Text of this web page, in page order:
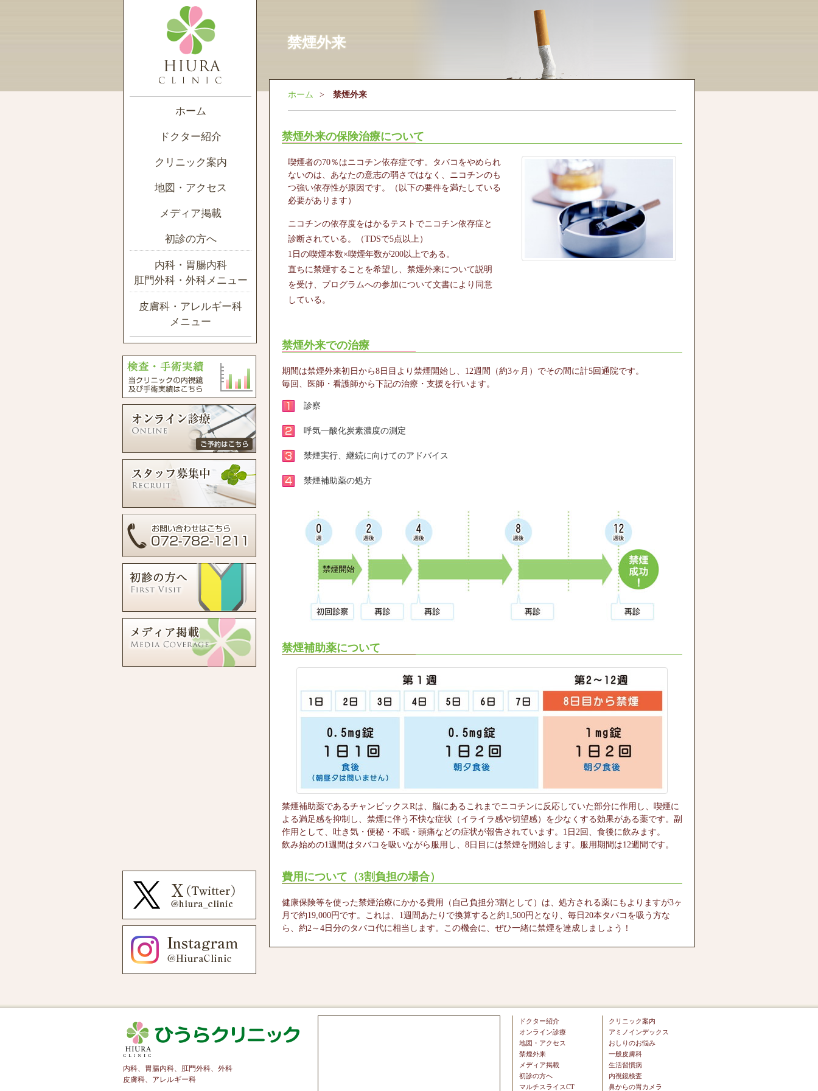
禁煙外来
ホーム 禁煙外来
禁煙外来の保険治療について
喫煙者の70％はニコチン依存症です。タバコをやめられ
ないのは、あなたの意志の弱さではなく、ニコチンのも
つ強い依存性が原因です。（以下の要件を満たしている
必要があります）
ニコチンの依存度をはかるテストでニコチン依存症と
診断されている。（TDSで5点以上）
1日の喫煙本数×喫煙年数が200以上である。
直ちに禁煙することを希望し、禁煙外来について説明
を受け、プログラムへの参加について文書により同意
している。
禁煙外来での治療
期間は禁煙外来初日から8日目より禁煙開始し、12週間（約3ヶ月）でその間に計5回通院です。
毎回、医師・看護師から下記の治療・支援を行います。
診察
呼気一酸化炭素濃度の測定
禁煙実行、継続に向けてのアドバイス
禁煙補助薬の処方
禁煙補助薬について
禁煙補助薬であるチャンピックスRは、脳にあるこれまでニコチンに反応していた部分に作用し、喫煙に
よる満足感を抑制し、禁煙に伴う不快な症状（イライラ感や切望感）を少なくする効果がある薬です。副
作用として、吐き気・便秘・不眠・頭痛などの症状が報告されています。1日2回、食後に飲みます。
飲み始めの1週間はタバコを吸いながら服用し、8日目には禁煙を開始します。服用期間は12週間です。
費用について（3割負担の場合）
健康保険等を使った禁煙治療にかかる費用（自己負担分3割として）は、処方される薬にもよりますが3ヶ
月で約19,000円です。これは、1週間あたりで換算すると約1,500円となり、毎日20本タバコを吸う方な
ら、約2～4日分のタバコ代に相当します。この機会に、ぜひ一緒に禁煙を達成しましょう！
ホーム
ドクター紹介
クリニック案内
地図・アクセス
メディア掲載
初診の方へ
内科・胃腸内科
肛門外科・外科メニュー
皮膚科・アレルギー科
メニュー
内科、胃腸内科、肛門外科、外科
皮膚科、アレルギー科
ドクター紹介
クリニック案内
オンライン診療
アミノインデックス
地図・アクセス
おしりのお悩み
禁煙外来
一般皮膚科
メディア掲載
生活習慣病
初診の方へ
内視鏡検査
マルチスライスCT
鼻からの胃カメラ